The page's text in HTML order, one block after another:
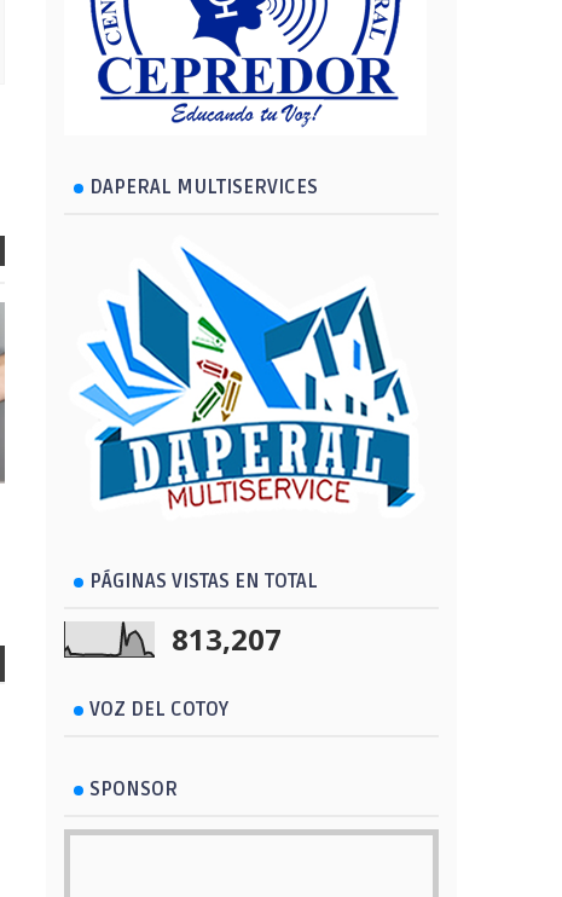
DAPERAL MULTISERVICES
PÁGINAS VISTAS EN TOTAL
813,207
VOZ DEL COTOY
SPONSOR